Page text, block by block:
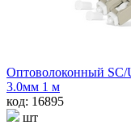
Оптоволоконный
3.0мм 1 м
код: 16895
шт